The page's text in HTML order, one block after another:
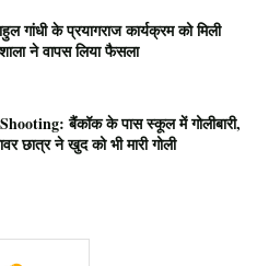
गांधी के प्रयागराज कार्यक्रम को मिली
ने वापस लिया फैसला
बैंकॉक के पास स्कूल में गोलीबारी,
छात्र ने खुद को भी मारी गोली